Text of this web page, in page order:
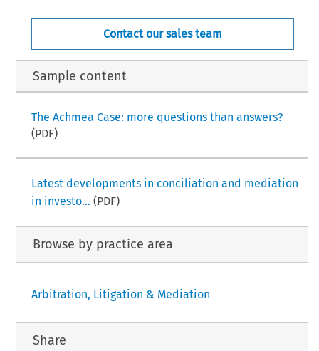
Contact our sales team
Sample content
The Achmea Case: more questions than answers?
(PDF)
Latest developments in conciliation and mediation
in investo... (PDF)
Browse by practice area
Arbitration, Litigation & Mediation
Share